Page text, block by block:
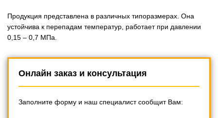
Продукция представлена в различных типоразмерах. Она
устойчива к перепадам температур, работает при давлении
0,15 – 0,7 МПа.
Онлайн заказ и консультация
Заполните форму и наш специалист сообщит Вам: